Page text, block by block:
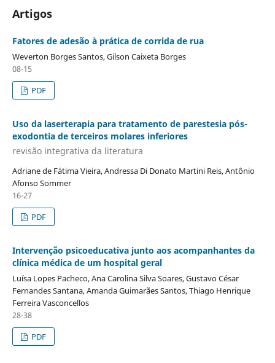
Artigos
Fatores de adesão à prática de corrida de rua
Weverton Borges Santos, Gilson Caixeta Borges
08-15
PDF
Uso da laserterapia para tratamento de parestesia pós-
exodontia de terceiros molares inferiores
revisão integrativa da literatura
Adriane de Fátima Vieira, Andressa Di Donato Martini Reis, Antônio
Afonso Sommer
16-27
PDF
Intervenção psicoeducativa junto aos acompanhantes da
clínica médica de um hospital geral
Luísa Lopes Pacheco, Ana Carolina Silva Soares, Gustavo César
Fernandes Santana, Amanda Guimarães Santos, Thiago Henrique
Ferreira Vasconcellos
28-38
PDF